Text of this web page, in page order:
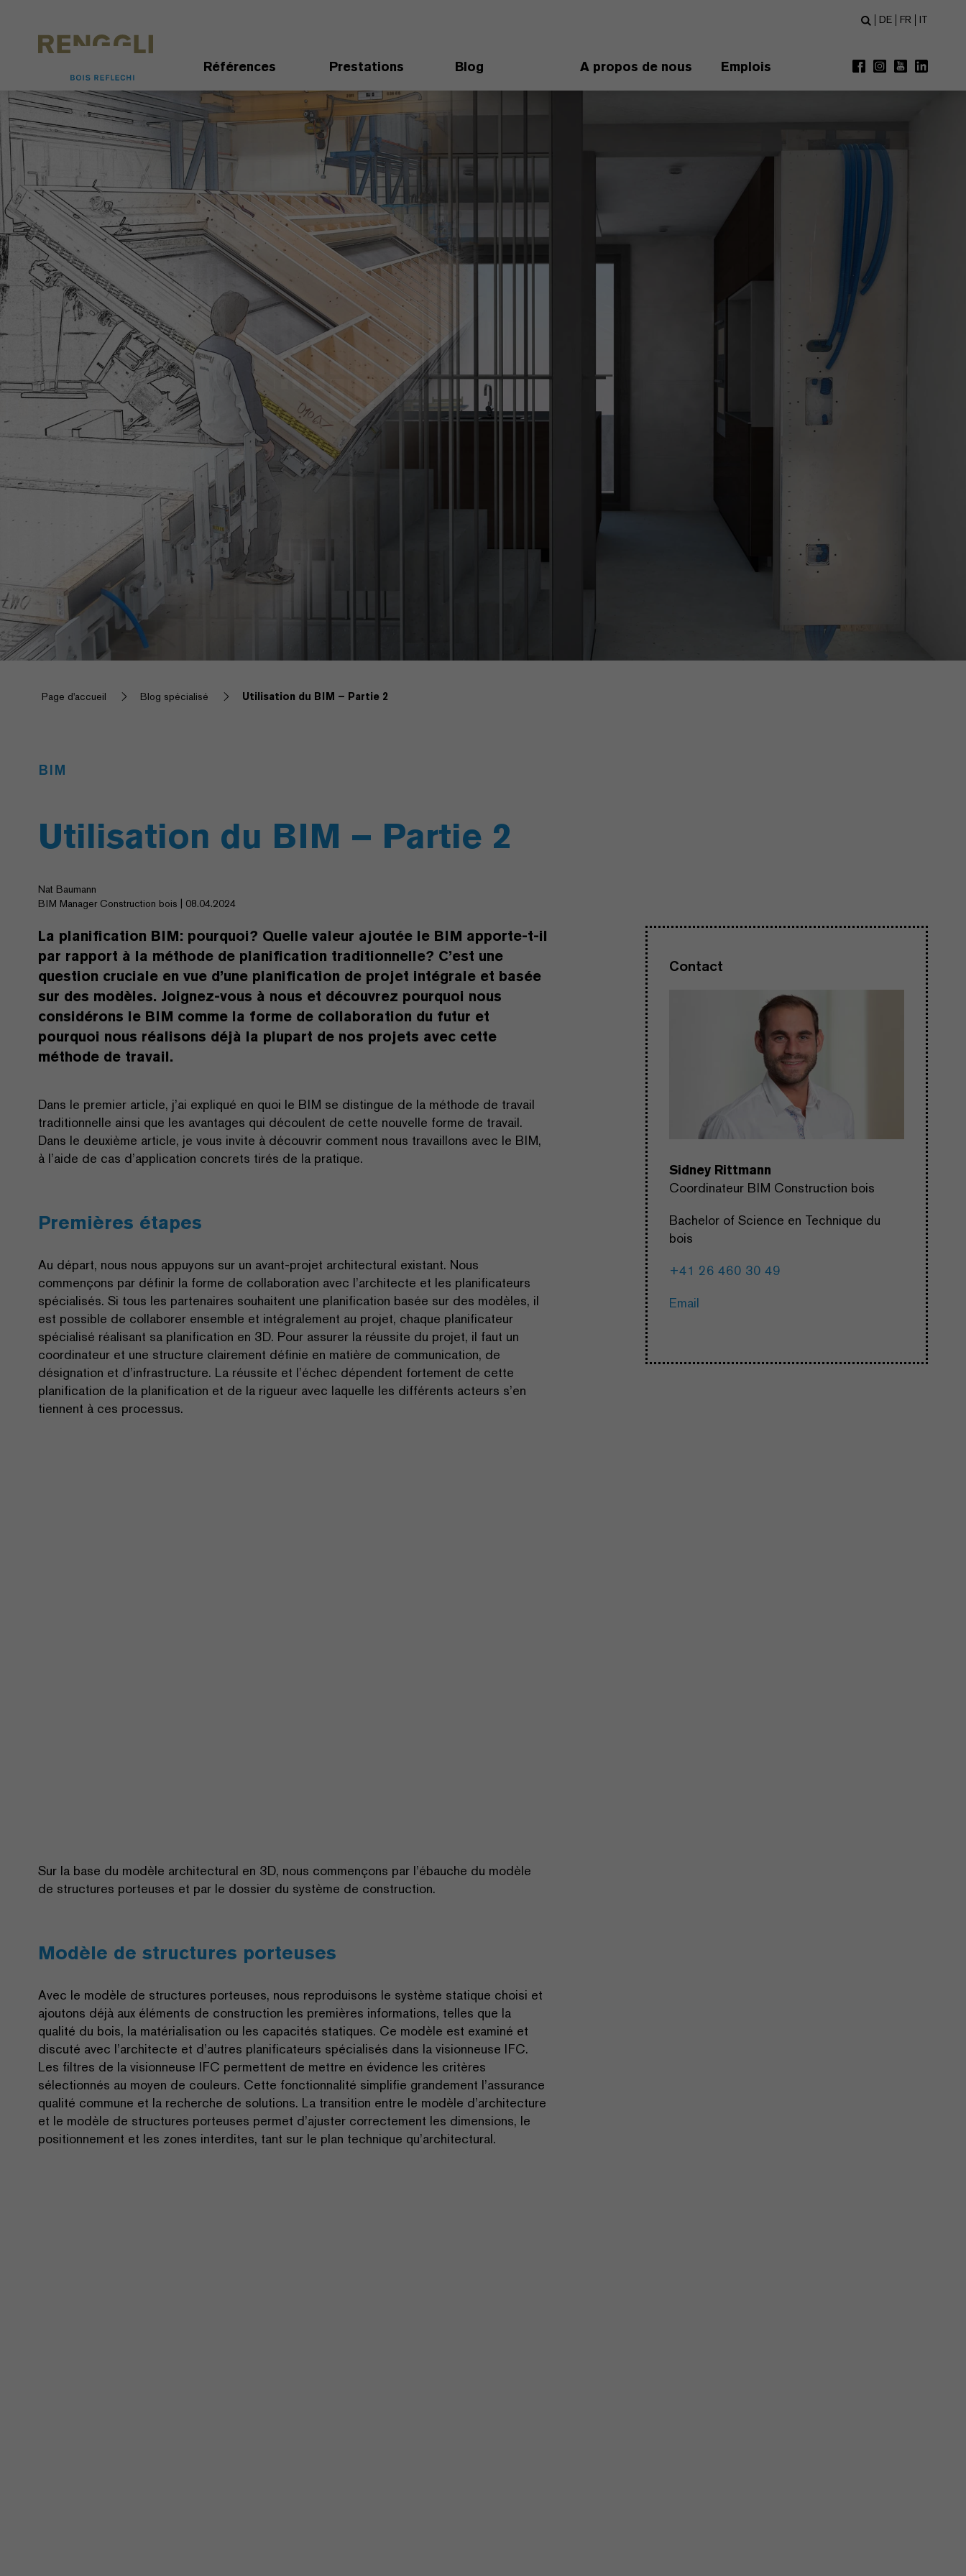
Références Prestations Blog A propos de nous Emplois
DE FR IT
Page d'accueil Blog spécialisé Utilisation du BIM – Partie 2
BIM
Utilisation du BIM – Partie 2
Nat Baumann
BIM Manager Construction bois | 08.04.2024
La planification BIM: pourquoi? Quelle valeur ajoutée le BIM apporte-t-il
par rapport à la méthode de planification traditionnelle? C’est une
question cruciale en vue d’une planification de projet intégrale et basée
sur des modèles. Joignez-vous à nous et découvrez pourquoi nous
considérons le BIM comme la forme de collaboration du futur et
pourquoi nous réalisons déjà la plupart de nos projets avec cette
méthode de travail.
Dans le premier article, j’ai expliqué en quoi le BIM se distingue de la méthode de travail
traditionnelle ainsi que les avantages qui découlent de cette nouvelle forme de travail.
Dans le deuxième article, je vous invite à découvrir comment nous travaillons avec le BIM,
à l’aide de cas d’application concrets tirés de la pratique.
Premières étapes
Au départ, nous nous appuyons sur un avant-projet architectural existant. Nous
commençons par définir la forme de collaboration avec l’architecte et les planificateurs
spécialisés. Si tous les partenaires souhaitent une planification basée sur des modèles, il
est possible de collaborer ensemble et intégralement au projet, chaque planificateur
spécialisé réalisant sa planification en 3D. Pour assurer la réussite du projet, il faut un
coordinateur et une structure clairement définie en matière de communication, de
désignation et d’infrastructure. La réussite et l’échec dépendent fortement de cette
planification de la planification et de la rigueur avec laquelle les différents acteurs s’en
tiennent à ces processus.
Contact
Sidney Rittmann
Coordinateur BIM Construction bois
Bachelor of Science en Technique du
bois
+41 26 460 30 49
Email
Sur la base du modèle architectural en 3D, nous commençons par l’ébauche du modèle
de structures porteuses et par le dossier du système de construction.
Modèle de structures porteuses
Avec le modèle de structures porteuses, nous reproduisons le système statique choisi et
ajoutons déjà aux éléments de construction les premières informations, telles que la
qualité du bois, la matérialisation ou les capacités statiques. Ce modèle est examiné et
discuté avec l’architecte et d’autres planificateurs spécialisés dans la visionneuse IFC.
Les filtres de la visionneuse IFC permettent de mettre en évidence les critères
sélectionnés au moyen de couleurs. Cette fonctionnalité simplifie grandement l’assurance
qualité commune et la recherche de solutions. La transition entre le modèle d’architecture
et le modèle de structures porteuses permet d’ajuster correctement les dimensions, le
positionnement et les zones interdites, tant sur le plan technique qu’architectural.